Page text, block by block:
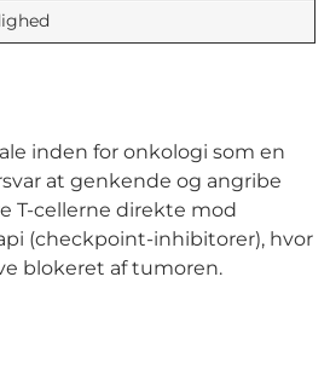
inden for onkologi som en
at genkende og angribe
T-cellerne direkte mod
(checkpoint-inhibitorer), hvor
blokeret af tumoren.